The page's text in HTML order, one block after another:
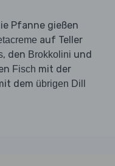
Pfanne gießen
auf Teller
, den Brokkolini und
Fisch mit der
dem übrigen Dill